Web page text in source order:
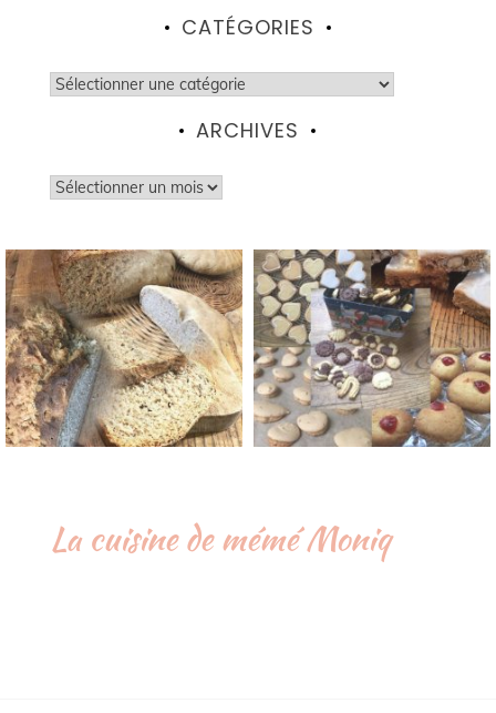
CATÉGORIES
Catégories
ARCHIVES
Archives
La cuisine de mémé Moniq